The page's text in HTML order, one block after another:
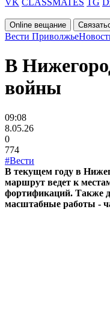
VK CLASSMATES TG
Online вещание
Вести Приволжье
В
войны
09:08
8.05.26
0
774
#Вести
В текущем году в
маршрут ведет к
фортификаций. Также
масштабные работы -